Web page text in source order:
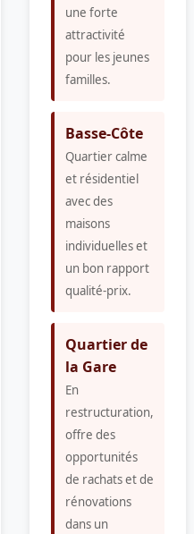
une forte
attractivité
pour les jeunes
familles.
Basse-Côte
Quartier calme
et résidentiel
avec des
maisons
individuelles et
un bon rapport
qualité-prix.
Quartier de
la Gare
En
restructuration,
offre des
opportunités
de rachats et de
rénovations
dans un